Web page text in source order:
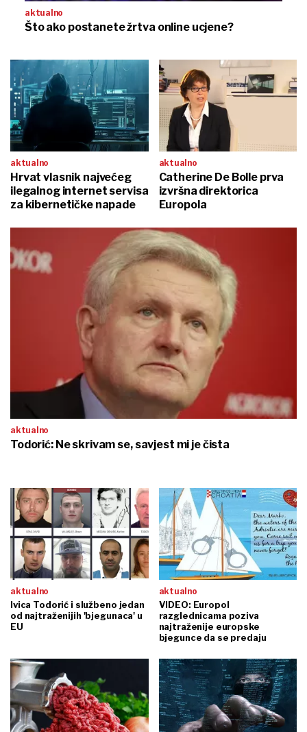
aktualno
Što ako postanete žrtva online ucjene?
aktualno
Hrvat vlasnik najvećeg
ilegalnog internet servisa
za kibernetičke napade
aktualno
Catherine De Bolle prva
izvršna direktorica
Europola
aktualno
Todorić: Ne skrivam se, savjest mi je čista
aktualno
Ivica Todorić i službeno jedan
od najtraženijih 'bjegunaca' u
EU
aktualno
VIDEO: Europol
razglednicama poziva
najtraženije europske
bjegunce da se predaju